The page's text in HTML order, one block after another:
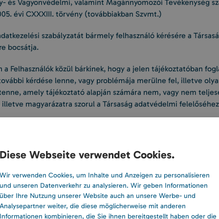
és Vagyonvédelmi, valamint Magánnyomozói Tevékenység
évi CXXXIII. törvény (továbbiakban Szvmt.)
szabályzatát bármely felhasználó kérésére a
bocsátja.
a Felhasználók közül bárkinek, hogy a jelen tájékoztatóban
kérdése lenne, vagy problémája merülne fel, illetve
amely tájékoztató alapján számára nem, vagy nem
magyarázatra szorul a Társaság adatvédelmi
Gábor
248 0781
piscisaquakft@gmail.com
Felhasználók kérése esetén a kérelemben foglaltaknak
részletes tájékoztatást nyújt a kezelt személyes adatokról, az
jogalapjáról, időtartamáról és az adatkezeléssel
Diese Webseite verwendet Cookies.
Wir verwenden Cookies, um Inhalte und Anzeigen zu personalisieren
und unseren Datenverkehr zu analysieren. Wir geben Informationen
über Ihre Nutzung unserer Website auch an unsere Werbe- und
Analysepartner weiter, die diese möglicherweise mit anderen
Informationen kombinieren, die Sie ihnen bereitgestellt haben oder die